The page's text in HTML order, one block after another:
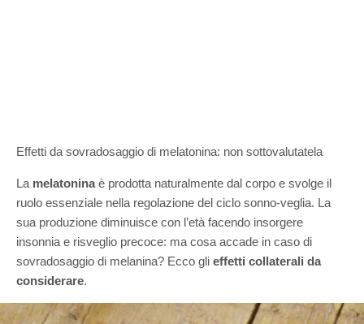
Effetti da sovradosaggio di melatonina: non sottovalutatela
La melatoninaè prodotta naturalmente dal corpo e svolge il
ruolo essenziale nella regolazione del ciclo sonno-veglia. La
sua produzione diminuisce con l’età facendo insorgere
insonnia e risveglio precoce: ma cosa accade in caso di
sovradosaggio di melanina? Ecco gli effetti collaterali da
considerare.